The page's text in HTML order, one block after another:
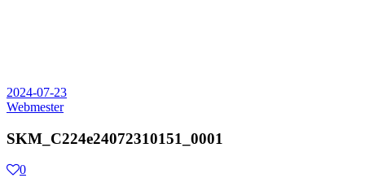
2024-07-23
Webmester
SKM_C224e24072310151_0001
0